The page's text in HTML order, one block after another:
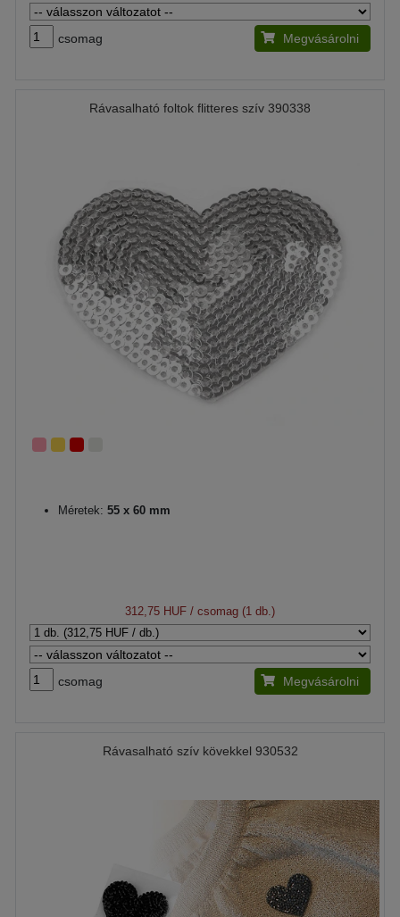
csomag Megvásárolni
Rávasalható foltok flitteres szív 390338
Méretek: 55 x 60 mm
312,75 HUF / csomag (1 db.)
csomag Megvásárolni
Rávasalható szív kövekkel 930532